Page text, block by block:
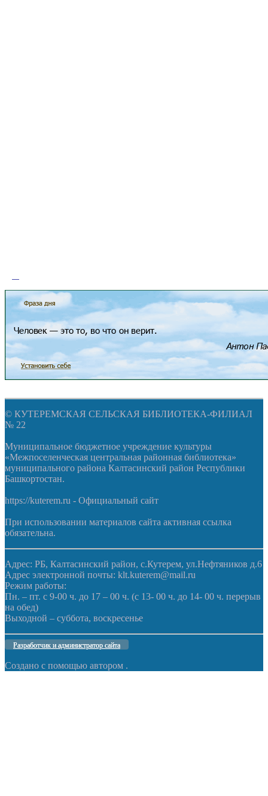
© КУТЕРЕМСКАЯ СЕЛЬСКАЯ БИБЛИОТЕКА-ФИЛИАЛ
№ 22
Муниципальное бюджетное учреждение культуры
«Межпоселенческая центральная районная библиотека»
муниципального района Калтасинский район Республики
Башкортостан.
https://kuterem.ru - Официальный сайт
При использовании материалов сайта активная ссылка
обязательна.
Адрес: РБ, Калтасинский район, с.Кутерем, ул.Нефтяников д.6
Адрес электронной почты: klt.kuterem@mail.ru
Режим работы:
Пн. – пт. с 9-00 ч. до 17 – 00 ч. (с 13- 00 ч. до 14- 00 ч. перерыв
на обед)
Выходной – суббота, воскресенье
Разработчик и администратор сайта
Создано с помощью автором .